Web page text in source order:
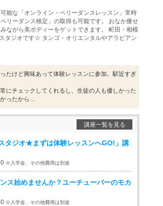
能な「オンライン・ベリーダンスレッスン」常時
リーダンス検定」の取得も可能です。 おなか痩せ
ながら美ボディーをゲットできます。 町田・相模
タジオです☆ タンゴ・オリエンタルやアラビアン
たけど興味あって体験レッスンに参加。駅近すぎ
にチェックしてくれるし、生徒の人も優しかった
かったから…
講座一覧を見る
タジオ★まずは体験レッスンへGO!」講
※入学金、その他費用は別途
ス始めませんか？ユーチューバーのモカ
※入学金、その他費用は別途